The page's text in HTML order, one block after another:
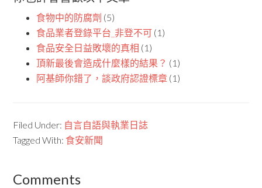
食物中的防腐劑 (5)
食品業者登錄平台_非登不可 (1)
食品安全日益敗壞的真相 (1)
頂新最後會造成什麼樣的結果？ (1)
阿基師你錯了，談政府認證標章 (1)
Filed Under: 自言自語與執業日誌
Tagged With: 食安新聞
Comments